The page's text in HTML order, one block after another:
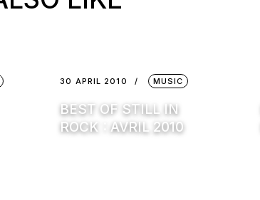
30 APRIL 2010 MUSIC
BEST OF STILL IN
ROCK : AVRIL 2010